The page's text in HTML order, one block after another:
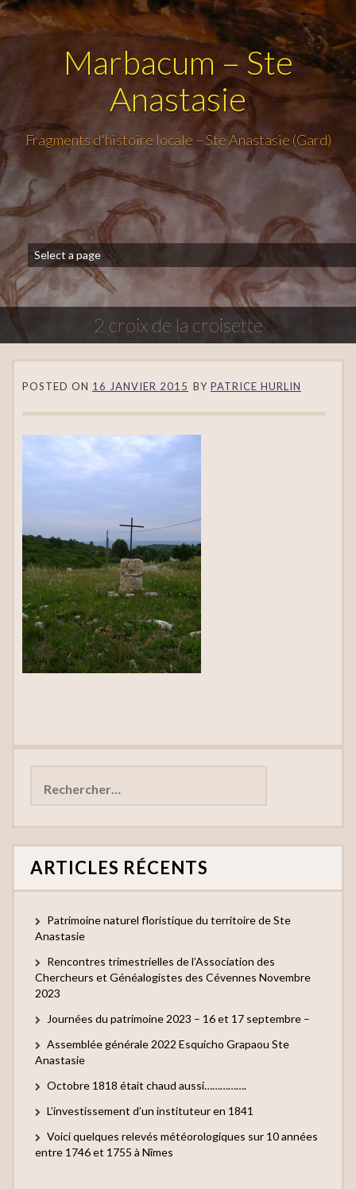
Marbacum – Ste
Anastasie
Fragments d'histoire locale – Ste Anastasie (Gard)
2 croix de la croisette
POSTED ON 16 JANVIER 2015 BY PATRICE HURLIN
ARTICLES RÉCENTS
Patrimoine naturel floristique du territoire de Ste
Anastasie
Rencontres trimestrielles de l’Association des
Chercheurs et Généalogistes des Cévennes Novembre
2023
Journées du patrimoine 2023 – 16 et 17 septembre –
Assemblée générale 2022 Esquicho Grapaou Ste
Anastasie
Octobre 1818 était chaud aussi…………….
L’investissement d’un instituteur en 1841
Voici quelques relevés météorologiques sur 10 années
entre 1746 et 1755 à Nîmes